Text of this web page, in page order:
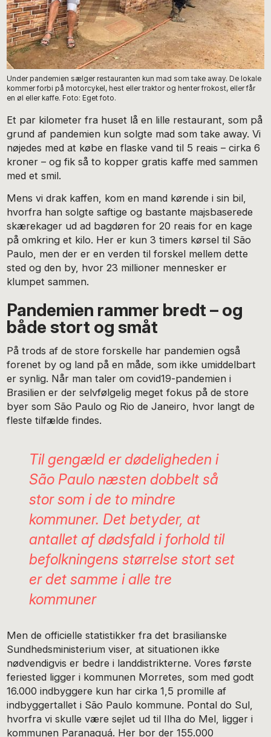
Under pandemien sælger restauranten kun mad som take away. De lokale
kommer forbi på motorcykel, hest eller traktor og henter frokost, eller får
en øl eller kaffe. Foto: Eget foto.
Et par kilometer fra huset lå en lille restaurant, som på
grund af pandemien kun solgte mad som take away. Vi
nøjedes med at købe en flaske vand til 5 reais – cirka 6
kroner – og fik så to kopper gratis kaffe med sammen
med et smil.
Mens vi drak kaffen, kom en mand kørende i sin bil,
hvorfra han solgte saftige og bastante majsbaserede
skærekager ud ad bagdøren for 20 reais for en kage
på omkring et kilo. Her er kun 3 timers kørsel til São
Paulo, men der er en verden til forskel mellem dette
sted og den by, hvor 23 millioner mennesker er
klumpet sammen.
Pandemien rammer bredt – og
både stort og småt
På trods af de store forskelle har pandemien også
forenet by og land på en måde, som ikke umiddelbart
er synlig. Når man taler om covid19-pandemien i
Brasilien er der selvfølgelig meget fokus på de store
byer som São Paulo og Rio de Janeiro, hvor langt de
fleste tilfælde findes.
Til gengæld er dødeligheden i
São Paulo næsten dobbelt så
stor som i de to mindre
kommuner. Det betyder, at
antallet af dødsfald i forhold til
befolkningens størrelse stort set
er det samme i alle tre
kommuner
Men de officielle statistikker fra det brasilianske
Sundhedsministerium viser, at situationen ikke
nødvendigvis er bedre i landdistrikterne. Vores første
feriested ligger i kommunen Morretes, som med godt
16.000 indbyggere kun har cirka 1,5 promille af
indbyggertallet i São Paulo kommune. Pontal do Sul,
hvorfra vi skulle være sejlet ud til Ilha do Mel, ligger i
kommunen Paranaguá. Her bor der 155.000